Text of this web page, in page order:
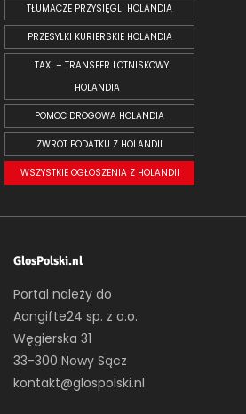
TŁUMACZE PRZYSIĘGLI HOLANDIA
PRZESYŁKI KURIERSKIE HOLANDIA
TAXI – TRANSFER LOTNISKOWY
HOLANDIA
POMOC DROGOWA HOLANDIA
ZWROT PODATKU Z HOLANDII
WSZYSTKIE OGŁOSZENIA Z HOLANDII
GlosPolski.nl
Portal należy do
Aangifte24 sp. z o.o.
Węgierska 31
33-300 Nowy Sącz
kontakt@glospolski.nl